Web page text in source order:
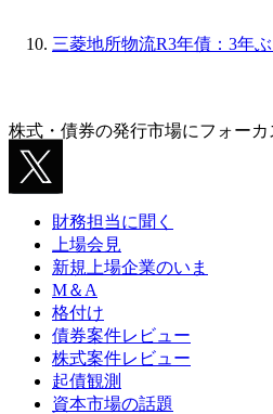
三菱地所物流R3年債：3年
株式・債券の発行市場にフォーカ
財務担当に聞く
上場会見
新規上場企業のいま
M＆A
格付け
債券案件レビュー
株式案件レビュー
起債観測
資本市場の話題